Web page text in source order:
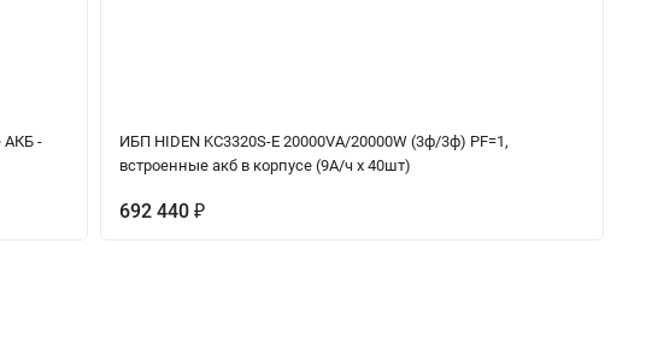
АКБ -
ИБП HIDEN KC3320S-E 20000VA/20000W (3ф/3ф) PF=1,
встроенные акб в корпусе (9А/ч х 40шт)
692 440 ₽